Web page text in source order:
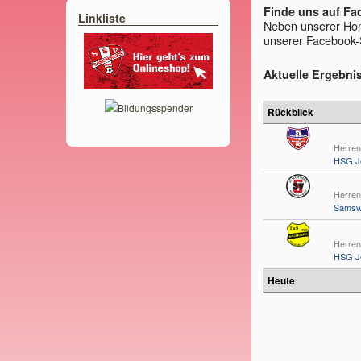
Finde uns auf
Neben unserer
unserer
Aktuelle
Rückblick
HSG
HSG
Heute
Linkliste
Bildungsspender